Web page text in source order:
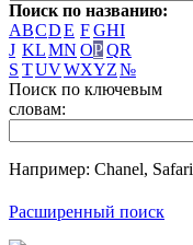
Поиск по названию:
ABCDE FGHI
J KLMN OPQR
S TUVWXYZ№
Поиск по ключевым
словам:
Например: Chanel, Safari
Расширенный поиск